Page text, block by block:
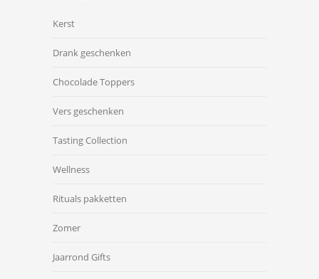
Kerst
Drank geschenken
Chocolade Toppers
Vers geschenken
Tasting Collection
Wellness
Rituals pakketten
Zomer
Jaarrond Gifts